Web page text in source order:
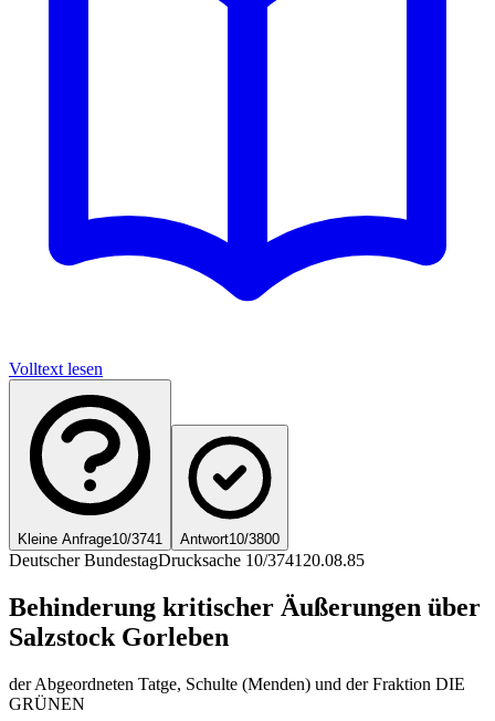
Volltext lesen
Kleine Anfrage10/3741 Antwort10/3800
Deutscher BundestagDrucksache 10/3741 20.08.85
Behinderung kritischer Äußerungen über
Salzstock Gorleben
der Abgeordneten Tatge, Schulte (Menden) und der Fraktion DIE
GRÜNEN